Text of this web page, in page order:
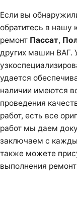
Если вы
обратитесь в
ремонт Пассат,
других машин ВАГ.
удается
наличии имеются
проведения
работ, есть все
работ мы даем
заключаем с
также можете
выполнения